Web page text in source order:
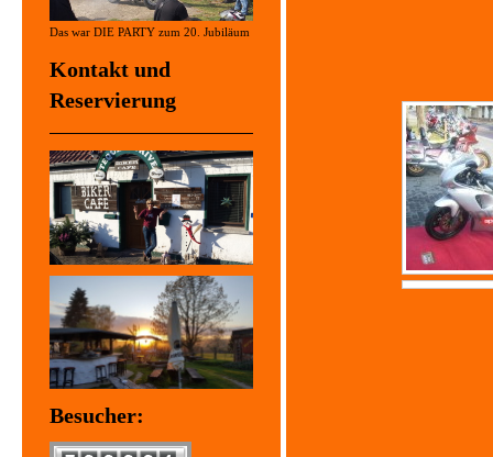
Das war DIE PARTY zum 20. Jubiläum
Kontakt und
Reservierung
Besucher: